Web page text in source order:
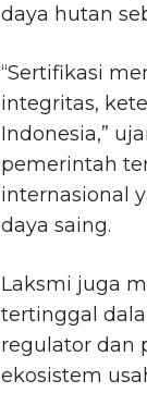
daya hutan
“Sertifikasi
integritas,
Indonesia,”
pemerintah
internasional
daya saing.
Laksmi juga
tertinggal
regulator dan
ekosistem